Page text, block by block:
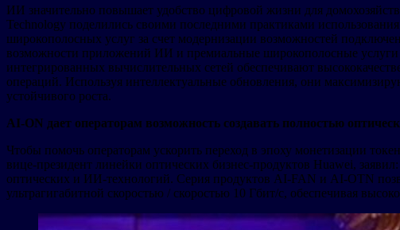
ИИ значительно повышает удобство цифровой жизни для
Technology поделились своими последними практиками
широкополосных услуг за счет модернизации возможностей
возможности приложений ИИ и премиальные широкополосные
интегрированных вычислительных сетей обеспечивают
операций. Используя интеллектуальные обновления, они
устойчивого роста.
AI-ON дает операторам возможность создавать полностью
Чтобы помочь операторам ускорить переход в эпоху монетизации
вице-президент линейки оптических бизнес-продуктов Huawei,
оптических и ИИ-технологий. Серия продуктов AI-FAN и AI-OTN
ультрагигабитной скоростью / скоростью 10 Гбит/с, обеспечивая